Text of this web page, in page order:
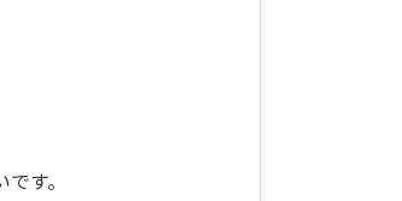
す。